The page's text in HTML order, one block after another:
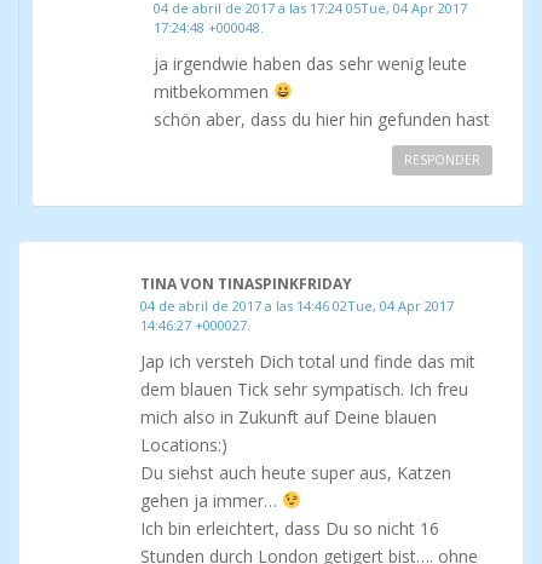
04 de abril de 2017 a las 17:24 05Tue, 04 Apr 2017
17:24:48 +000048.
ja irgendwie haben das sehr wenig leute
mitbekommen
schön aber, dass du hier hin gefunden hast
RESPONDER
TINA VON TINASPINKFRIDAY
04 de abril de 2017 a las 14:46 02Tue, 04 Apr 2017
14:46:27 +000027.
Jap ich versteh Dich total und finde das mit
dem blauen Tick sehr sympatisch. Ich freu
mich also in Zukunft auf Deine blauen
Locations:)
Du siehst auch heute super aus, Katzen
gehen ja immer…
Ich bin erleichtert, dass Du so nicht 16
Stunden durch London getigert bist…. ohne